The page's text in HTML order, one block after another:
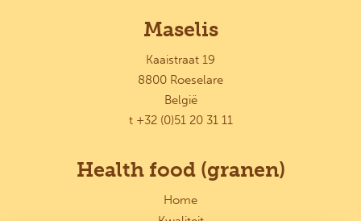
Maselis
Kaaistraat 19
8800 Roeselare
België
t +32 (0)51 20 31 11
Health food (granen)
Home